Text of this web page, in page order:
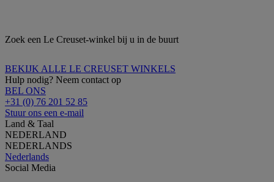
Zoek een Le Creuset-winkel bij u in de buurt
BEKIJK ALLE LE CREUSET WINKELS
Hulp nodig? Neem contact op
BEL ONS
+31 (0) 76 201 52 85
Stuur ons een e-mail
Land & Taal
NEDERLAND
NEDERLANDS
Nederlands
Social Media